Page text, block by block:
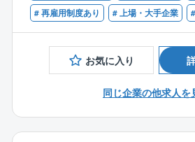
躍できます。
を直接吸い取ることができ、工事に
きます。
技術的な知識も必要ですが、協力会
調整力はもちろんのこと、工事全
＜安心して就業可能な社内体制＞
→一つの物件に対し複数名が担当
入。WLBの実現や顧客満足へつな
また、工事を行う物件を管理する
ですのでしっかりと社内連携が取れ
■職務詳細
・オフィスビルに関する内装及び
【歓迎】
■一級、二級建築士
■1級、2級建築施工管理技士
■1級、2級電気工事施工管理技士
■エンドユーザー折衝経験
■オフィスビルのテナント入退去工
# 再雇用制度あり
# 上場・大手企業
お気に入り
同じ企業の他求人を